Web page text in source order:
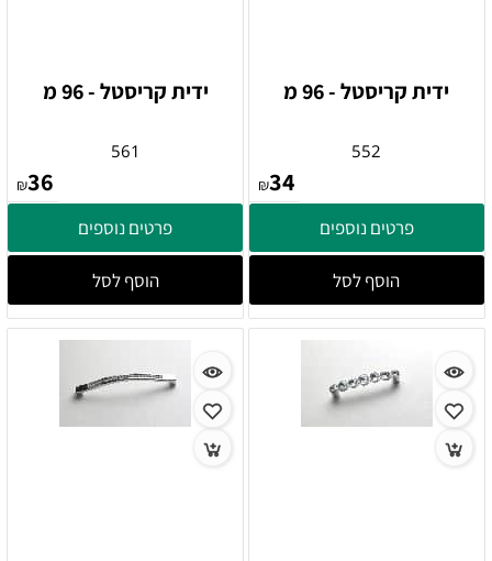
ידית קריסטל - 96 מ
552
₪34
פרטים נוספים
הוסף לסל
ידית קריסטל - 96 מ
561
₪36
פרטים נוספים
הוסף לסל